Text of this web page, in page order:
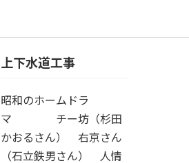
上下水道工事
昭和のホームドラ
マ チー坊（杉田
かおるさん） 右京さん
（石立鉄男さん） 人情